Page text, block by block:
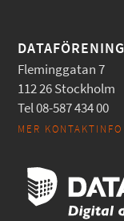
Fleminggatan 7
112 26 Stockholm
Tel 08-587 434 00
MER KONTAKTINFO